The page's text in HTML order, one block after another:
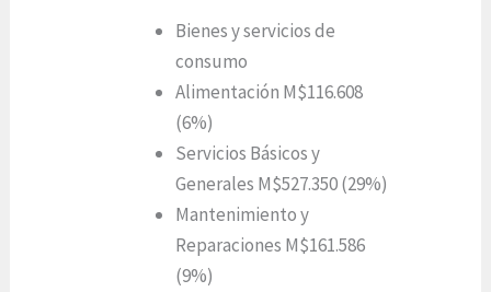
Bienes y servicios de
consumo
Alimentación M$116.608
(6%)
Servicios Básicos y
Generales M$527.350 (29%)
Mantenimiento y
Reparaciones M$161.586
(9%)